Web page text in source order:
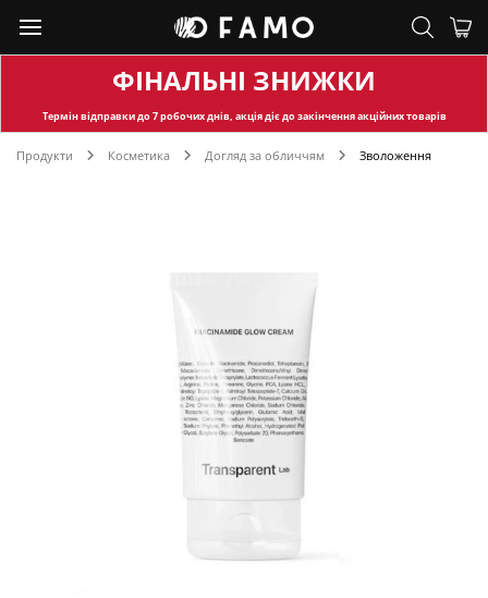
ФІНАЛЬНІ ЗНИЖКИ
Термін відправкидо 7 робочих днів, акція діє до закінчення акційних товарів
Продукти Косметика Догляд за обличчям Зволоження